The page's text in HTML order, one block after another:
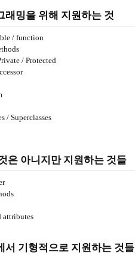
래밍을 위해 지원하는 것
/ function
/ Protected
/ Superclasses
은 아니지만 지원하는 것들
attributes
서 기형적으로 지원하는 것들